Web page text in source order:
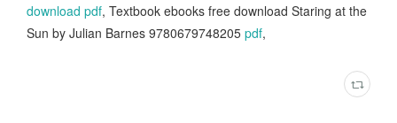
download pdf, Textbook ebooks free download Staring at the
Sun by Julian Barnes 9780679748205 pdf,